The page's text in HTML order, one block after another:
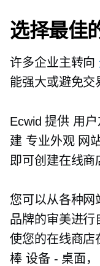
选择最佳
许多企业主转向
能强大或避免交
Ecwid 提供 用
建 专业外观网
即可创建在线商
您可以从各种网
品牌的审美进行
使您的在线商店
棒 设备 - 桌面，